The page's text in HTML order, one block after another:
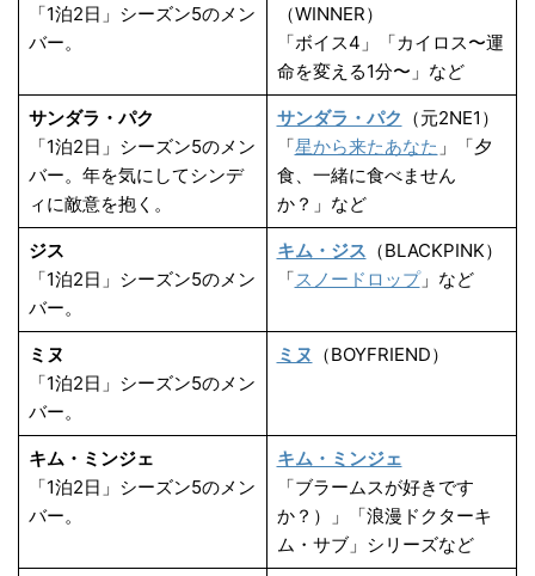
「1泊2日」シーズン5のメン
バー。
（WINNER）
「ボイス4」「カイロス〜運
命を変える1分〜」など
サンダラ・パク
「1泊2日」シーズン5のメン
バー。年を気にしてシンデ
ィに敵意を抱く。
サンダラ・パク （元2NE1）
「星から来たあなた 」「夕
食、一緒に食べません
か？」など
ジス
「1泊2日」シーズン5のメン
バー。
キム・ジス （BLACKPINK）
「スノードロップ」など
ミヌ
「1泊2日」シーズン5のメン
バー。
ミヌ （BOYFRIEND）
キム・ミンジェ
「1泊2日」シーズン5のメン
バー。
キム・ミンジェ
「ブラームスが好きです
か？）」「浪漫ドクターキ
ム・サブ」シリーズなど